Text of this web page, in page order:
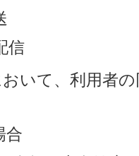
信
いて、利用者
合